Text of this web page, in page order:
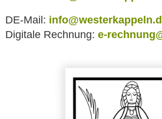
DE-Mail:
Digitale Rechnung: e-